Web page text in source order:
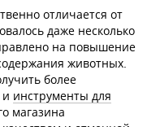
отличается от
даже несколько
на повышение
животных.
более
и инструменты для
магазина